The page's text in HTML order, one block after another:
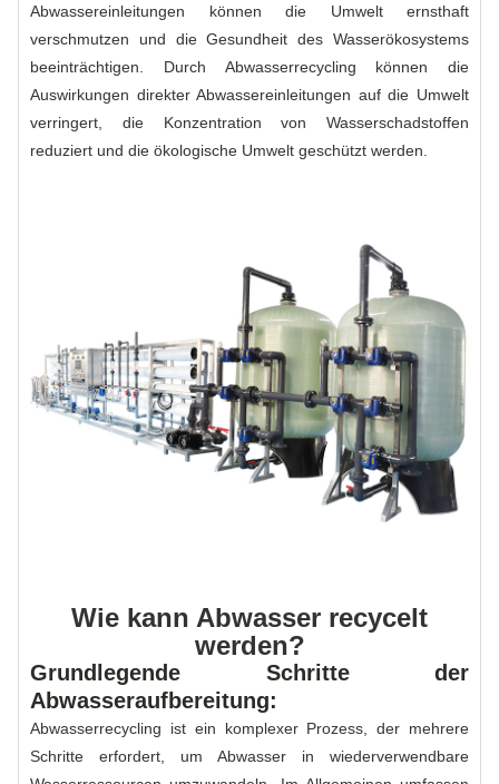
Abwassereinleitungen können die Umwelt ernsthaft
verschmutzen und die Gesundheit des Wasserökosystems
beeinträchtigen. Durch Abwasserrecycling können die
Auswirkungen direkter Abwassereinleitungen auf die Umwelt
verringert, die Konzentration von Wasserschadstoffen
reduziert und die ökologische Umwelt geschützt werden.
Wie kann Abwasser recycelt
werden?
Grundlegende Schritte der
Abwasseraufbereitung:
Abwasserrecycling ist ein komplexer Prozess, der mehrere
Schritte erfordert, um Abwasser in wiederverwendbare